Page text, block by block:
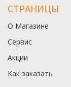
СТРАНИЦЫ
О Магазине
Сервис
Акции
Как заказать